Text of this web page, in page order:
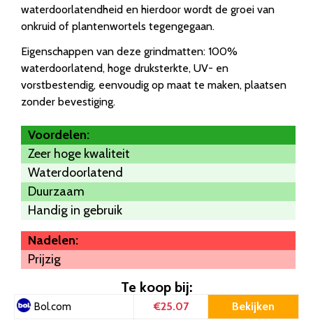
waterdoorlatendheid en hierdoor wordt de groei van
onkruid of plantenwortels tegengegaan.
Eigenschappen van deze grindmatten: 100%
waterdoorlatend, hoge druksterkte, UV- en
vorstbestendig, eenvoudig op maat te maken, plaatsen
zonder bevestiging.
Voordelen:
Zeer hoge kwaliteit
Waterdoorlatend
Duurzaam
Handig in gebruik
Nadelen:
Prijzig
Te koop bij:
Bol.com €25.07 Bekijken